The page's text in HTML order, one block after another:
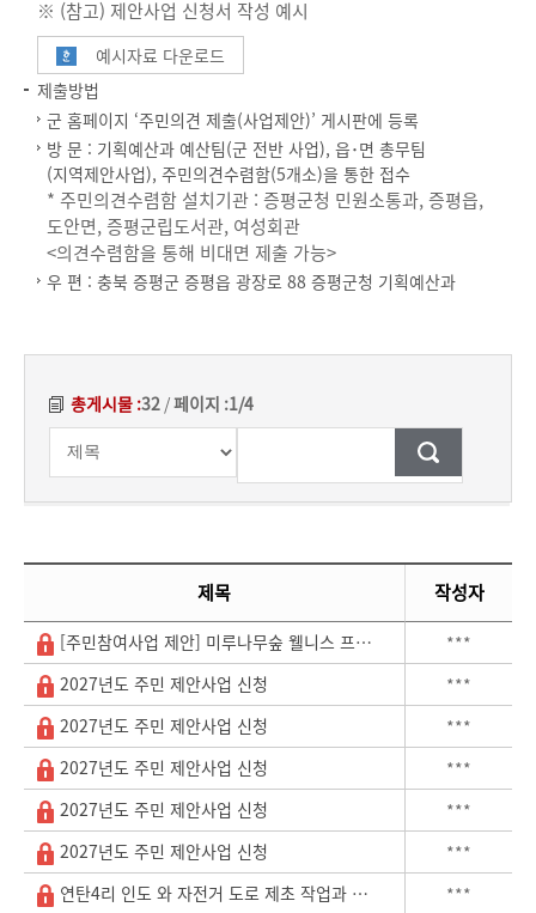
※ (참고) 제안사업 신청서 작성 예시
예시자료 다운로드
제출방법
군 홈페이지 ‘주민의견 제출(사업제안)’ 게시판에 등록
방 문 : 기획예산과 예산팀(군 전반 사업), 읍･면 총무팀
(지역제안사업), 주민의견수렴함(5개소)을 통한 접수
* 주민의견수렴함 설치기관 : 증평군청 민원소통과, 증평읍,
도안면, 증평군립도서관, 여성회관
<의견수렴함을 통해 비대면 제출 가능>
우 편 : 충북 증평군 증평읍 광장로 88 증평군청 기획예산과
총게시물 :32 /페이지 :1/4
[대표]주민의견 제출(사업제안)의 목록으로 순번, 제목, 작성자, 조회, 상태, 등록일(으)로 나뉘어 설명합니다. 총 32개의 글이 있으며 제목링크를 통해서 게시물 상세글내용으로 이동합니다.
제목 작성자
[주민참여사업 제안] 미루나무숲 웰니스 프로그램 '포...
***
2027년도 주민 제안사업 신청
***
2027년도 주민 제안사업 신청
***
2027년도 주민 제안사업 신청
***
2027년도 주민 제안사업 신청
***
2027년도 주민 제안사업 신청
***
연탄4리 인도 와 자전거 도로 제초 작업과 금곡마을 ... [답변:1]
***